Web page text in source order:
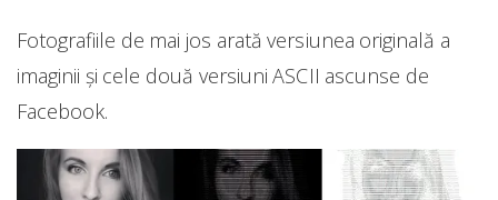
Fotografiile de mai jos arată versiunea originală a
imaginii și cele două versiuni ASCII ascunse de
Facebook.